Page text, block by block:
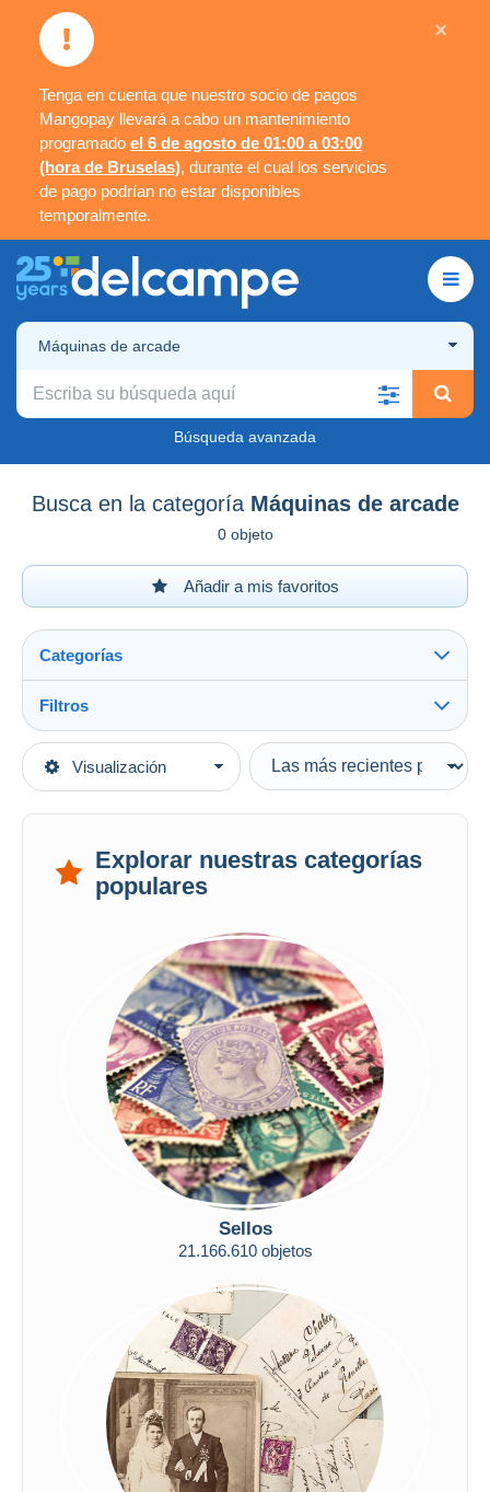
Tenga en cuenta que nuestro socio de pagos
Mangopay llevará a cabo un mantenimiento
programado el 6 de agosto de 01:00 a 03:00
(hora de Bruselas), durante el cual los servicios
de pago podrían no estar disponibles
temporalmente.
×
Máquinas de arcade
Búsqueda avanzada
Busca en la categoría Máquinas de arcade
0 objeto
Añadir a mis favoritos
Visualización
Categorías
Categorías principales
Consolas
Filtros
Tipo de venta
Activas
Subasta con ofertas
Subastas sin pujas
Todas las duraciones
Nuevo desde
Cerrando dentro
US$ a
Transferencia bancaria
Visa
Mastercard
Bancontact
iDeal
Explorar nuestras categorías
populares
Sellos
21.166.610 objetos